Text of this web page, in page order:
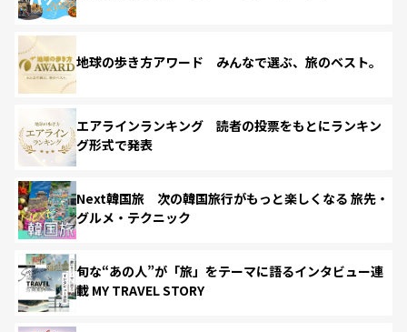
地球の歩き方アワード みんなで選ぶ、旅のベスト。
エアラインランキング 読者の投票をもとにランキン
グ形式で発表
Next韓国旅 次の韓国旅行がもっと楽しくなる 旅先・
グルメ・テクニック
旬な“あの人”が「旅」をテーマに語るインタビュー連
載 MY TRAVEL STORY